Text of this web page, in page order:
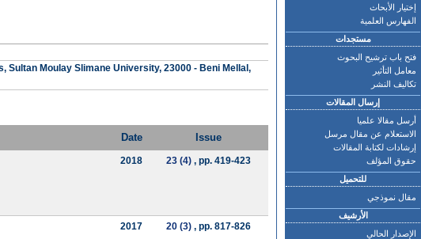
Moulay Slimane University, 23000 - Beni Mellal,
Date Issue
2018 23 (4), pp. 419-423
2017 20 (3), pp. 817-826
إختيار الأبحاث
الفهارس العلمية
مستجدات
فتح باب ترشيح البحوث
معامل التأثير
تكاليف النشر
إرسال المقالات
أرسل مقالا علميا
الاستعلام عن مقال مرسل
إرشادات لكتابة المقالات
حقوق المؤلف
للتحميل
مقال نموذجي
الأرشيف
الإصدار الحالي